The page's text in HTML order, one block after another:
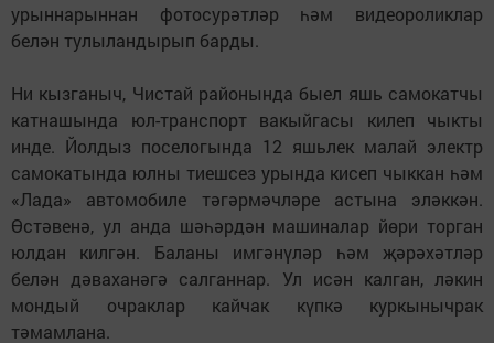
урыннарыннан фотосурәтләр һәм видеороликлар
белән тулыландырып барды.
Ни кызганыч, Чистай районында быел яшь самокатчы
катнашында юл-транспорт вакыйгасы килеп чыкты
инде. Йолдыз поселогында 12 яшьлек малай электр
самокатында юлны тиешсез урында кисеп чыккан һәм
«Лада» автомобиле тәгәрмәчләре астына эләккән.
Өстәвенә, ул анда шәһәрдән машиналар йөри торган
юлдан килгән. Баланы имгәнүләр һәм җәрәхәтләр
белән дәваханәгә салганнар. Ул исән калган, ләкин
мондый очраклар кайчак күпкә куркынычрак
тәмамлана.